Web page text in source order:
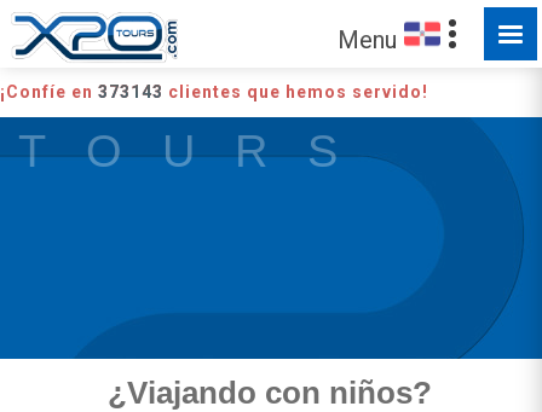
Menu
¡Confíe en 373143 clientes que hemos servido!
T O U R S
¿Viajando con niños?